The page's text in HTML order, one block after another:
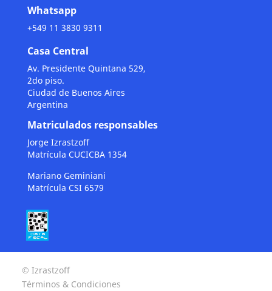
Whatsapp
+549 11 3830 9311
Casa Central
Av. Presidente Quintana 529,
2do piso.
Ciudad de Buenos Aires
Argentina
Matriculados responsables
Jorge Izrastzoff
Matrícula CUCICBA 1354
Mariano Geminiani
Matrícula CSI 6579
© Izrastzoff
Términos & Condiciones